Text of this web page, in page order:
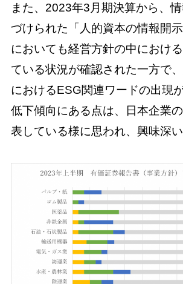
また、2023年3月期決算から、
づけられた「人的資本の情報開
においても経営方針の中におけ
ている状況が確認された一方で
におけるESG関連ワードの出現
低下傾向にある点は、日本企業
表している様に思われ、興味深い